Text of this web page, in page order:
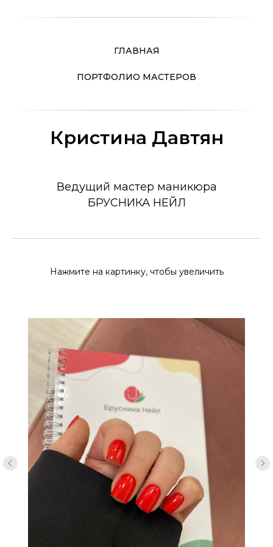
ГЛАВНАЯ
ПОРТФОЛИО МАСТЕРОВ
Кристина Давтян
Ведущий мастер маникюра
БРУСНИКА НЕЙЛ
Нажмите на картинку, чтобы увеличить